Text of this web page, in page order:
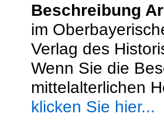
Beschreibung
im
Verlag des
Wenn Sie die
mittelalterlichen
klicken Sie hier...